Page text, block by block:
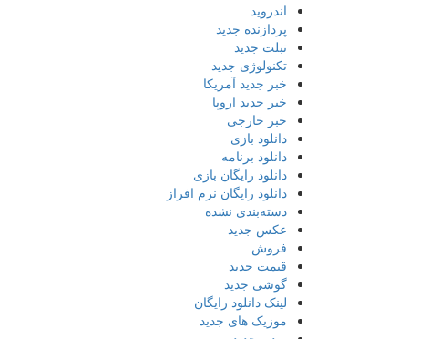
اندروید
پردازنده جدید
تبلت جدید
تکنولوژی جدید
خبر جدید آمریکا
خبر جدید اروپا
خبر خارجی
دانلود بازی
دانلود برنامه
دانلود رایگان بازی
دانلود رایگان نرم افراز
دسته‌بندی نشده
عکس جدید
فروش
قیمت جدید
گوشی جدید
لینک دانلود رایگان
موزیک های جدید